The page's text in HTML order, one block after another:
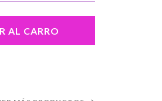
AL CARRO